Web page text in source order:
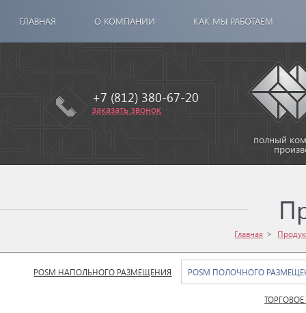
ГЛАВНАЯ О КОМПАНИИ КАК МЫ РАБОТАЕМ
+7 (812) 380-67-20
заказать звонок
полный
Главная
POSM НАПОЛЬНОГО РАЗМЕЩЕНИЯ POSM ПОЛОЧНОГО